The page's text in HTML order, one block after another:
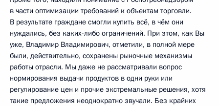
в части оптимизации требований к объектам торговли.
В результате граждане смогли купить всё, в чём они
нуждались, без каких-либо ограничений. При этом, как Вы
уже, Владимир Владимирович, отметили, в полной мере
были, действительно, сохранены рыночные механизмы
работы отрасли. Мы даже не рассматривали вопрос
нормирования выдачи продуктов в одни руки или
регулирование цен и прочие экстремальные решения, хотя
такие предложения неоднократно звучали. Без крайних